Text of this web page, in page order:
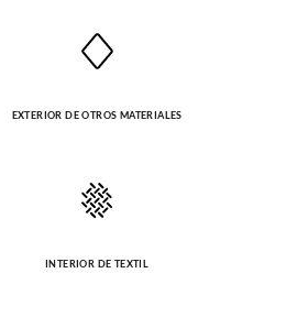
EXTERIOR DE OTROS MATERIALES
INTERIOR DE TEXTIL